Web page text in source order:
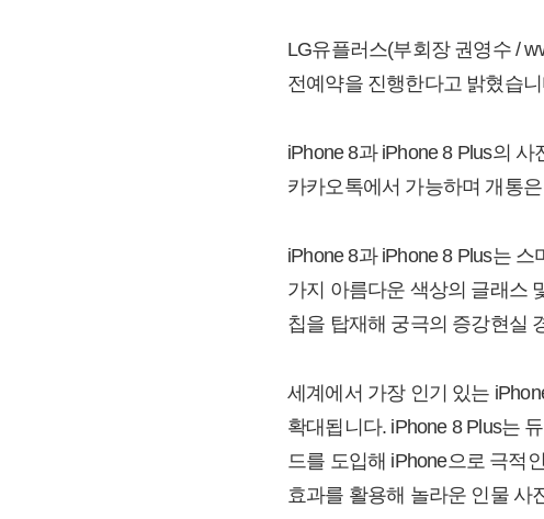
LG유플러스(부회장 권영수 /
전예약을 진행한다고 밝혔습
iPhone 8과 iPhone 8 Plus의
카카오톡에서 가능하며 개통
iPhone 8과 iPhone 8 Plus는
가지 아름다운 색상의 글래스
칩을 탑재해 궁극의 증강현실
세계에서 가장 인기 있는
확대됩니다. iPhone 8 Plus는
드를 도입해 iPhone으로 극적
효과를 활용해 놀라운 인물 사